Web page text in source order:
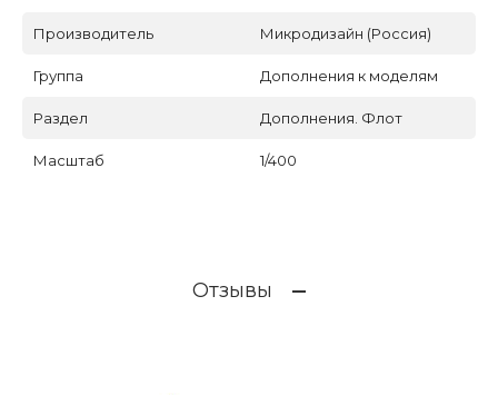
Производитель Микродизайн (Россия)
Группа Дополнения к моделям
Раздел Дополнения. Флот
Масштаб 1/400
Отзывы